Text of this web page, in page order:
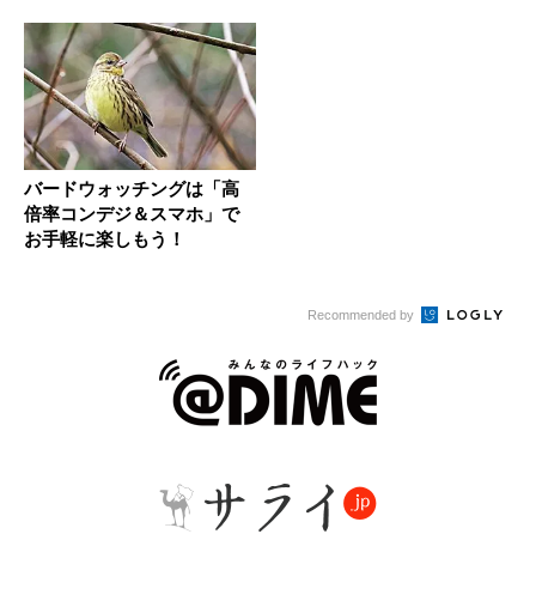
バードウォッチングは「高
倍率コンデジ＆スマホ」で
お手軽に楽しもう！
Recommended by